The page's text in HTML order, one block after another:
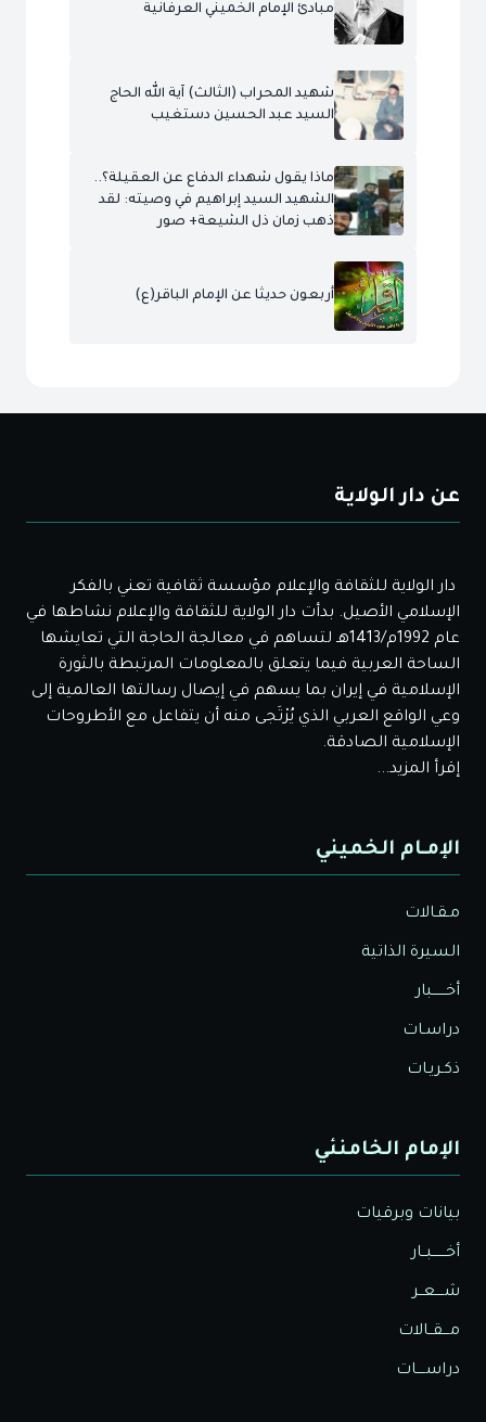
مبادئ الإمام الخميني العرفانية
شهيد المحراب (الثالث) آية الله الحاج
السيد عبد الحسين دستغيب
ماذا يقول شهداء الدفاع عن العقيلة؟..
الشهيد السيد إبراهيم في وصيته: لقد
ذهب زمان ذل الشيعة+ صور
أربعون حديثا عن الإمام الباقر(ع)
عن دار الولاية
دار الولاية للثقافة والإعلام مؤسسة ثقافية تعني بالفكر
الإسلامي الأصيل. بدأت دار الولاية للثقافة والإعلام نشاطها في
عام 1992م/1413هـ لتساهم في معالجة الحاجة التي تعايشها
الساحة العربية فيما يتعلق بالمعلومات المرتبطة بالثورة
الإسلامية في إيران بما يسهم في إيصال رسالتها العالمية إلى
وعي الواقع العربي الذي يُرْتَجى منه أن يتفاعل مع الأطروحات
الإسلامية الصادقة.
إقرأ المزيد...
الإمـام الخميني
مـقـالات
السيرة الذاتية
أخــــــبار
دراسـات
ذكـريـات
الإمام الخامنئي
بيانات وبرقيات
أخــــــبــار
شــــعــر
مـــقــالات
دراســــات